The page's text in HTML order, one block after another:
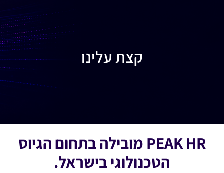
צרו איתנו קשר
קצת עלינו
PEAK HR מובילה בתחום הגיוס
הטכנולוגי בישראל.